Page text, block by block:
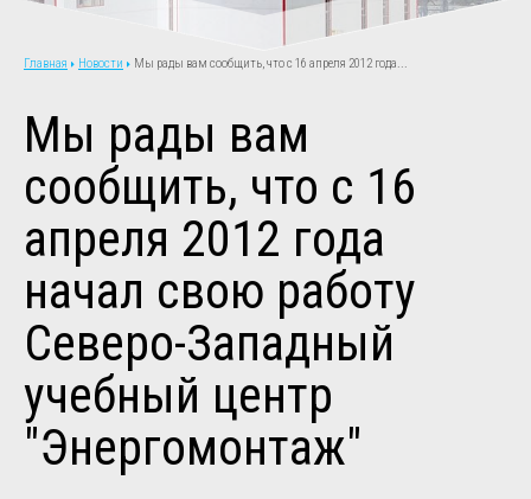
Главная Новости Мы рады вам сообщить, что с 16 апреля 2012 года...
Мы рады вам
сообщить, что с 16
апреля 2012 года
начал свою работу
Северо-Западный
учебный центр
"Энергомонтаж"